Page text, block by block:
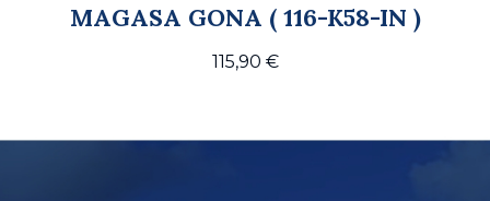
MAGASA GONA ( 116-K58-IN )
115,90 €